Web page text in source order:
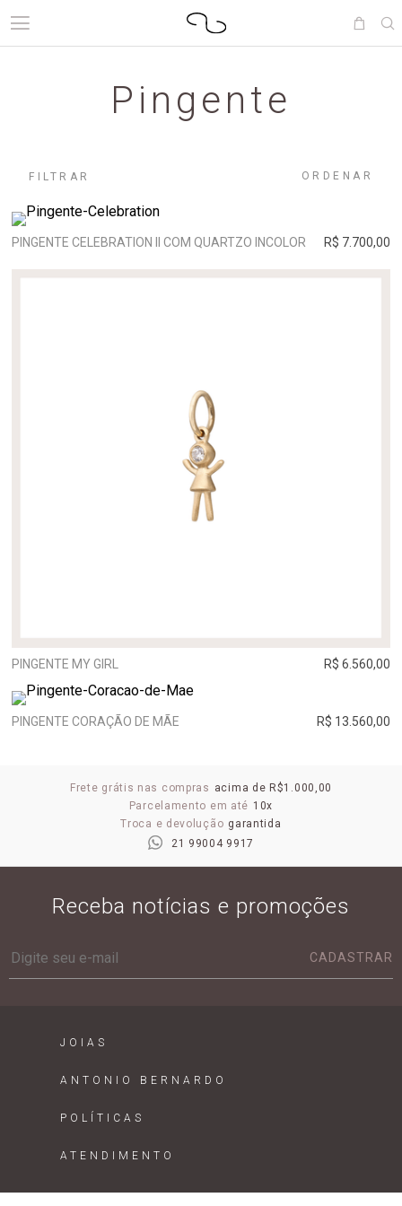
Pingente
FILTRAR ORDENAR
PINGENTE CELEBRATION II COM QUARTZO INCOLOR R$ 7.700,00
PINGENTE MY GIRL R$ 6.560,00
PINGENTE CORAÇÃO DE MÃE R$ 13.560,00
Frete grátis nas compras acima de R$1.000,00
Parcelamento em até 10x
Troca e devolução garantida
21 99004 9917
Receba notícias e promoções
CADASTRAR
JOIAS
ANTONIO BERNARDO
POLÍTICAS
ATENDIMENTO